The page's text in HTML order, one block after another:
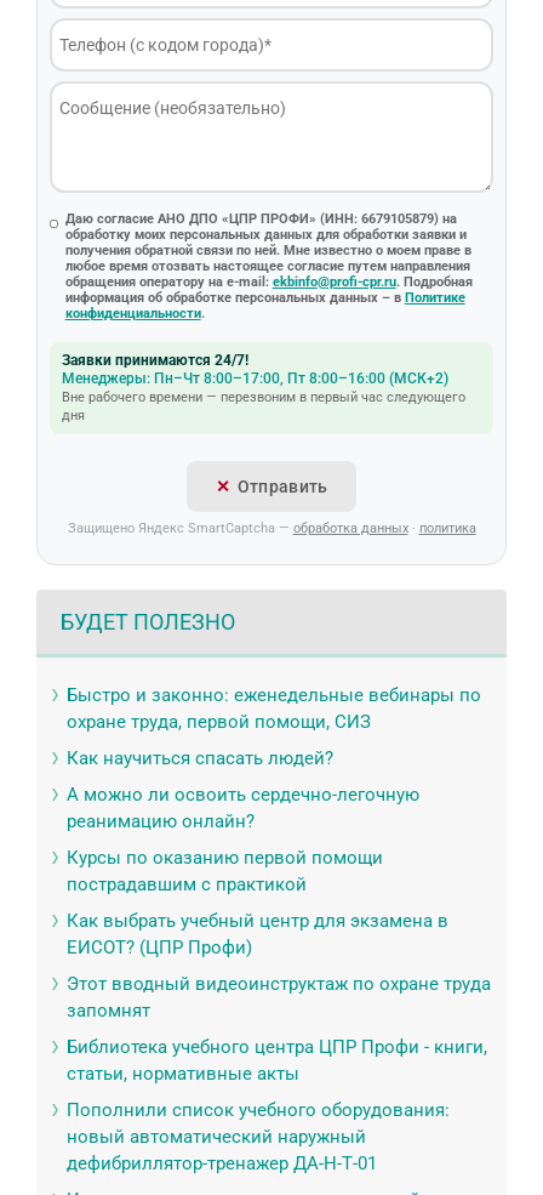
Даю согласие АНО ДПО «ЦПР ПРОФИ» (ИНН: 6679105879) на
обработку моих персональных данных для обработки заявки и
получения обратной связи по ней. Мне известно о моем праве в
любое время отозвать настоящее согласие путем направления
обращения оператору на e-mail: ekbinfo@profi-cpr.ru. Подробная
информация об обработке персональных данных – в Политике
конфиденциальности.
Заявки принимаются 24/7!
Менеджеры: Пн–Чт 8:00–17:00, Пт 8:00–16:00 (МСК+2)
Вне рабочего времени — перезвоним в первый час следующего
дня
Отправить
Защищено Яндекс SmartCaptcha — обработка данных· политика
БУДЕТ ПОЛЕЗНО
Быстро и законно: еженедельные вебинары по
охране труда, первой помощи, СИЗ
Как научиться спасать людей?
А можно ли освоить сердечно-легочную
реанимацию онлайн?
Курсы по оказанию первой помощи
пострадавшим с практикой
Как выбрать учебный центр для экзамена в
ЕИСОТ? (ЦПР Профи)
Этот вводный видеоинструктаж по охране труда
запомнят
Библиотека учебного центра ЦПР Профи - книги,
статьи, нормативные акты
Пополнили список учебного оборудования:
новый автоматический наружный
дефибриллятор-тренажер ДА-Н-Т-01